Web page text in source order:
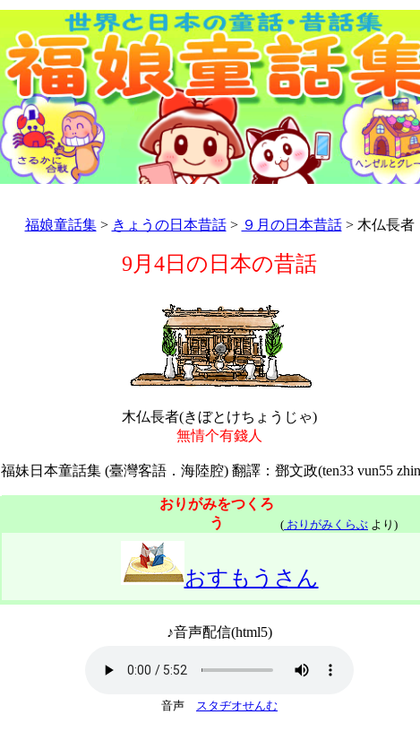
福娘童話集> きょうの日本昔話> ９月の日本昔話> 木仏長者
9月4日の日本の昔話
木仏長者(きぼとけちょうじゃ)
無情个有錢人
福妹日本童話集 (臺灣客語．海陸腔) 翻譯：鄧文政(ten33 vun55
おりがみをつくろ
う
( おりがみくらぶ より)
おすもうさん
♪音声配信(html5)
音声 スタヂオせんむ